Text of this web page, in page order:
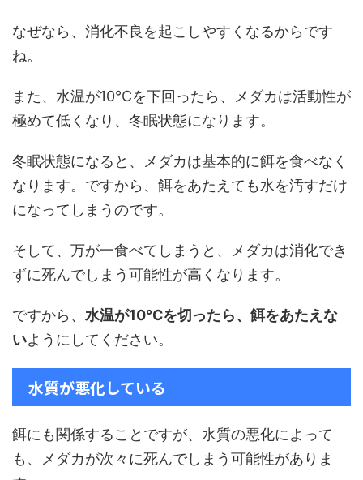
なぜなら、消化不良を起こしやすくなるからです
ね。
また、水温が10℃を下回ったら、メダカは活動性が
極めて低くなり、冬眠状態になります。
冬眠状態になると、メダカは基本的に餌を食べなく
なります。ですから、餌をあたえても水を汚すだけ
になってしまうのです。
そして、万が一食べてしまうと、メダカは消化でき
ずに死んでしまう可能性が高くなります。
ですから、 水温が10℃を切ったら、餌をあたえな
いようにしてください。
水質が悪化している
餌にも関係することですが、水質の悪化によって
も、メダカが次々に死んでしまう可能性がありま